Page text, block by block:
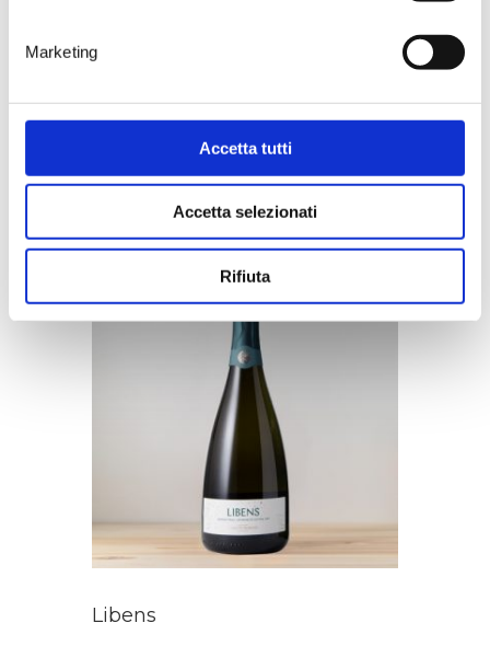
Marketing
Accetta tutti
Accetta selezionati
Rifiuta
infused sauce and red tuna meatballs. To be
Libens